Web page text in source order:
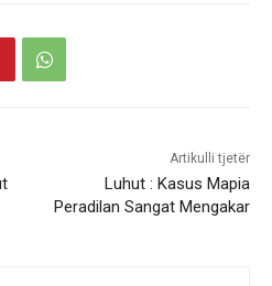
Artikulli tjetër
Luhut : Kasus Mapia
Peradilan Sangat Mengakar